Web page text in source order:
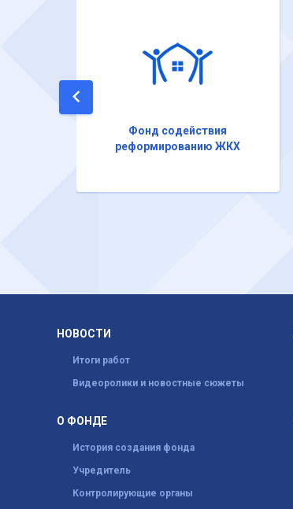
Фонд содействия
реформированию ЖКХ
НОВОСТИ
Итоги работ
Видеоролики и новостные сюжеты
О ФОНДЕ
История создания фонда
Учредитель
Контролирующие органы